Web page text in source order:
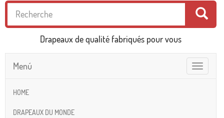
Drapeaux de qualité fabriqués pour vous
Toggle
navigation
Menú
HOME
DRAPEAUX DU MONDE